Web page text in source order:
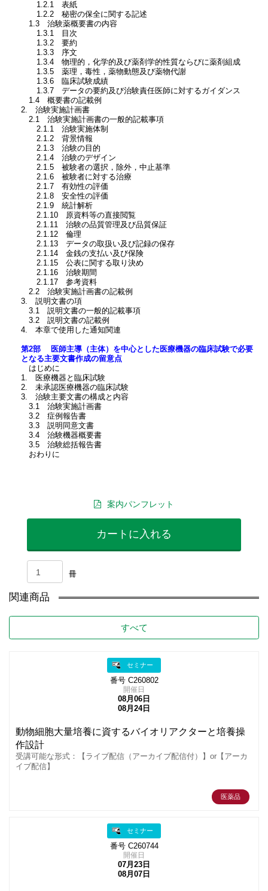
1.2.1 表紙
1.2.2 秘密の保全に関する記述
1.3 治験薬概要書の内容
1.3.1 目次
1.3.2 要約
1.3.3 序文
1.3.4 物理的，化学的及び薬剤学的性質ならびに薬剤組成
1.3.5 薬理，毒性，薬物動態及び薬物代謝
1.3.6 臨床試験成績
1.3.7 データの要約及び治験責任医師に対するガイダンス
1.4 概要書の記載例
2. 治験実施計画書
2.1 治験実施計画書の一般的記載事項
2.1.1 治験実施体制
2.1.2 背景情報
2.1.3 治験の目的
2.1.4 治験のデザイン
2.1.5 被験者の選択，除外，中止基準
2.1.6 被験者に対する治療
2.1.7 有効性の評価
2.1.8 安全性の評価
2.1.9 統計解析
2.1.10 原資料等の直接閲覧
2.1.11 治験の品質管理及び品質保証
2.1.12 倫理
2.1.13 データの取扱い及び記録の保存
2.1.14 金銭の支払い及び保険
2.1.15 公表に関する取り決め
2.1.16 治験期間
2.1.17 参考資料
2.2 治験実施計画書の記載例
3. 説明文書の項
3.1 説明文書の一般的記載事項
3.2 説明文書の記載例
4. 本章で使用した通知関連
第2部 医師主導（主体）を中心とした医療機器の臨床試験で必要
となる主要文書作成の留意点
はじめに
1. 医療機器と臨床試験
2. 未承認医療機器の臨床試験
3. 治験主要文書の構成と内容
3.1 治験実施計画書
3.2 症例報告書
3.3 説明同意文書
3.4 治験機器概要書
3.5 治験総括報告書
おわりに
案内パンフレット
カートに入れる
冊
関連商品
すべて
セミナー
番号 C260802
開催日
08月06日
08月24日
動物細胞大量培養に資するバイオリアクターと培養操
作設計
受講可能な形式：【ライブ配信（アーカイブ配信付）】or【アーカ
イブ配信】
医薬品
セミナー
番号 C260744
開催日
07月23日
08月07日